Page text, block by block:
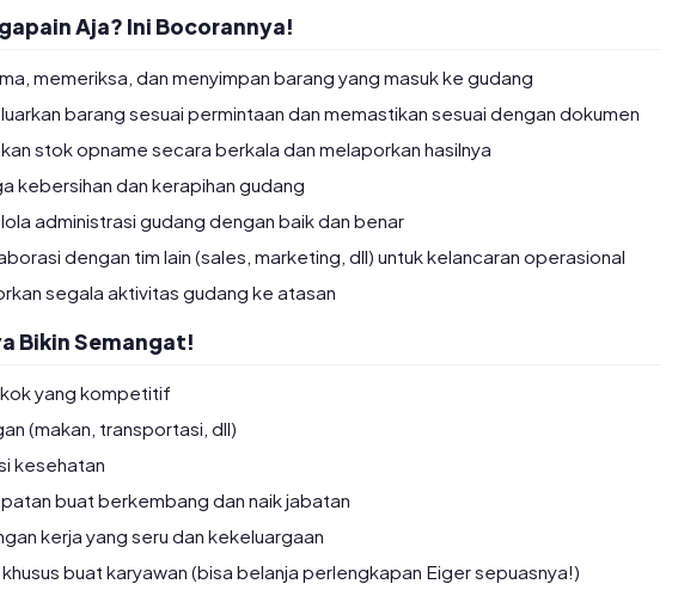
Aja? Ini Bocorannya!
memeriksa, dan menyimpan barang yang masuk ke gudang
barang sesuai permintaan dan memastikan sesuai dengan dokumen
stok opname secara berkala dan melaporkan hasilnya
kebersihan dan kerapihan gudang
administrasi gudang dengan baik dan benar
dengan tim lain (sales, marketing, dll) untuk kelancaran operasional
segala aktivitas gudang ke atasan
Bikin Semangat!
yang kompetitif
(makan, transportasi, dll)
kesehatan
buat berkembang dan naik jabatan
kerja yang seru dan kekeluargaan
buat karyawan (bisa belanja perlengkapan Eiger sepuasnya!)